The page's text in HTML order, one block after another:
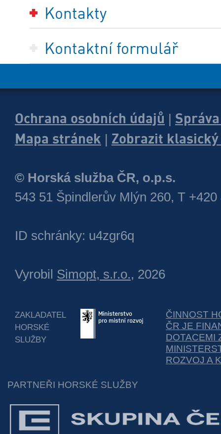
Kontakty
Kontaktní formulář
Ochrana osobních údajů
Mapa stránek
Zobrazit
© Horská služba ČR, o.p.s.
543 51 Špindlerův Mlýn 260, T +420
ID schránky: u4zgr6q
Vyrobil Simopt, s.r.o., 2026
ZAKLADATEL
HORSKÉ
SLUŽBY
ČINNOST
ČR JE
DOTACEMI
ROZVOJ A
PARTNEŘI HORSKÉ SLUŽBY